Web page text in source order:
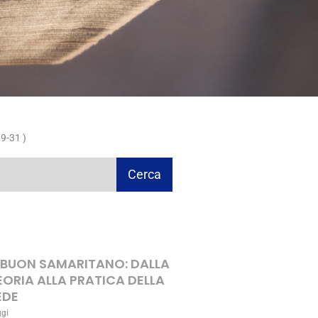
31 )
Cerca
SAMARITANO: DALLA
ALLA PRATICA DELLA